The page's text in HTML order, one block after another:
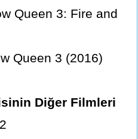
Queen 3: Fire and
Queen 3 (2016)
Diğer Filmleri